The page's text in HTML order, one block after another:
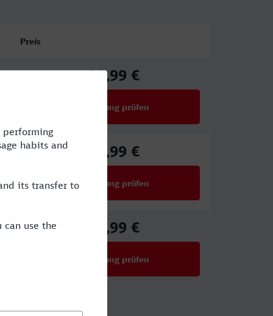
Preis
39,99 €
Verbindung prüfen
57,99 €
Verbindung prüfen
57,99 €
Verbindung prüfen